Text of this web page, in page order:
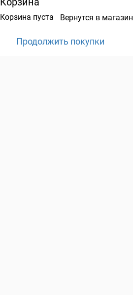
Корзина пуста Вернутся в магазин
Продолжить покупки